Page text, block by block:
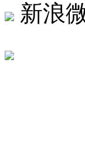
新浪